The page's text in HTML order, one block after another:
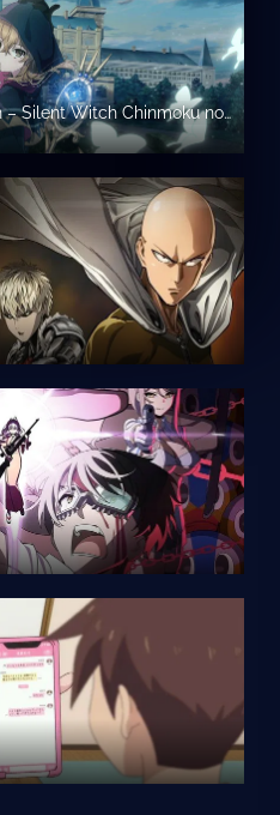
Secrets of the Silent Witch – Silent Witch Chinmoku no Majo no Kakushigoto